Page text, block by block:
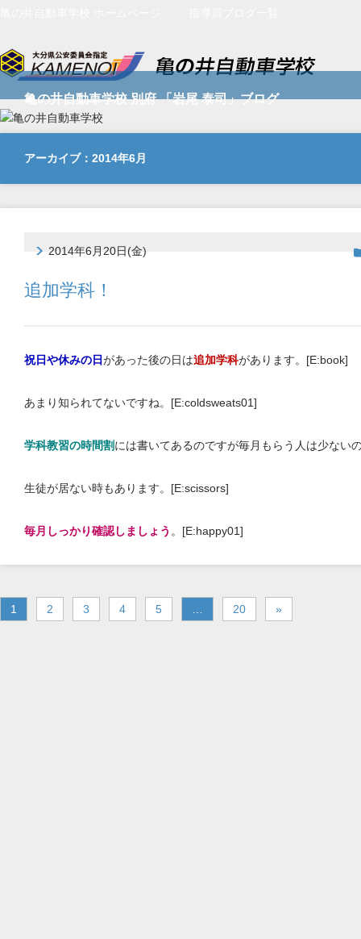
亀の井自動車学校 別府 「岩尾 泰司」ブログ
アーカイブ：2014年6月
2014年6月20日(金)
追加学科！
祝日や休みの日があった後の日は追加学科があります。[E:book]
あまり知られてないですね。[E:coldsweats01]
学科教習の時間割には書いてあるのですが毎月もらう人は少ない
生徒が居ない時もあります。[E:scissors]
毎月しっかり確認しましょう 。[E:happy01]
1 2 3 4 5 20 »